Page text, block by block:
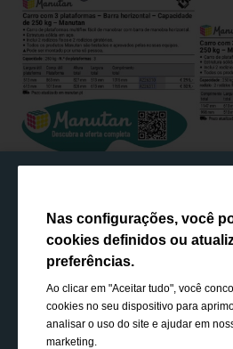
Nas configurações, você
cookies definidos ou
preferências.
Ao clicar em "Aceitar tudo", você
cookies no seu dispositivo para
analisar o uso do site e ajudar em
marketing.